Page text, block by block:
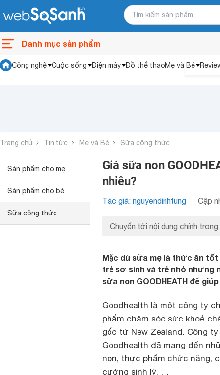
Danh mục sản phẩm
Công nghệ Cuộc sống Điện máy Đồ thể thaoMẹ và Bé
Trang chủ Tin tức Mẹ và Bé Sữa công thức
Sản phẩm cho mẹ
Sản phẩm cho bé
Sữa công thức
Giá sữa non
nhiêu?
Tác giả: nguyendinhtung Cập
Chuyển tới nội dung chính trong
Mặc dù sữa mẹ là thức ăn
trẻ sơ sinh và trẻ nhỏ nhưng
sữa non GOODHEATH để
Goodhealth là một công ty
phẩm chăm sóc sức khoẻ
gốc từ New Zealand. Công
Goodhealth đã mang đến
non, thực phẩm chức năng,
cường sinh lý, …